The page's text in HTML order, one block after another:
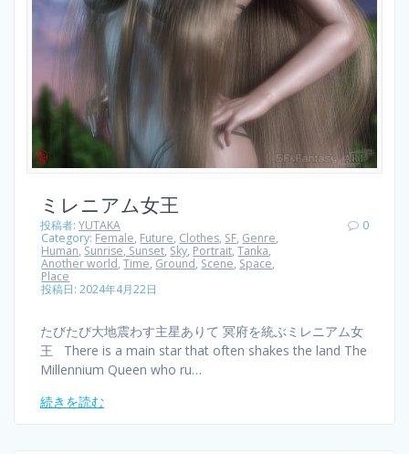
ミレニアム女王
投稿者: YUTAKA
Category: Female, Future, Clothes, SF, Genre,
Human, Sunrise, Sunset, Sky, Portrait,Tanka,
Another world,Time, Ground, Scene, Space,
Place
投稿日: 2024年4月22日
0
たびたび大地震わす主星ありて 冥府を統ぶミレニアム女
王 There is a main star that often shakes the land The
Millennium Queen who ru…
続きを読む